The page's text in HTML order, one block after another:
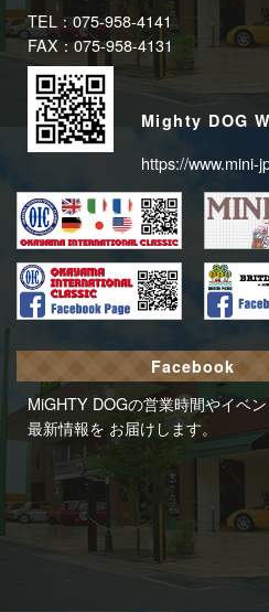
TEL：075-958-4141
FAX：075-958-4131
Mighty DOG
https://www.mini-
Facebook
MiGHTY DOGの営業時間やイベ
最新情報を お届けします。